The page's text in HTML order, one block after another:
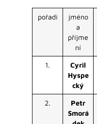
pořadí
jméno
a
příjme
ní
1.
Cyril
Hyspe
cký
2.
Petr
Smorá